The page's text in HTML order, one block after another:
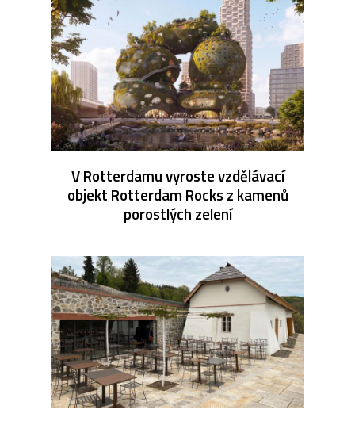
V Rotterdamu vyroste vzdělávací
objekt Rotterdam Rocks z kamenů
porostlých zelení